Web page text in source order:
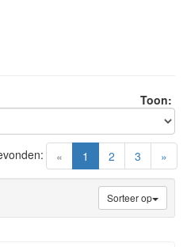
Toon:
« 1 (current)
2 3 »
Sorteer op